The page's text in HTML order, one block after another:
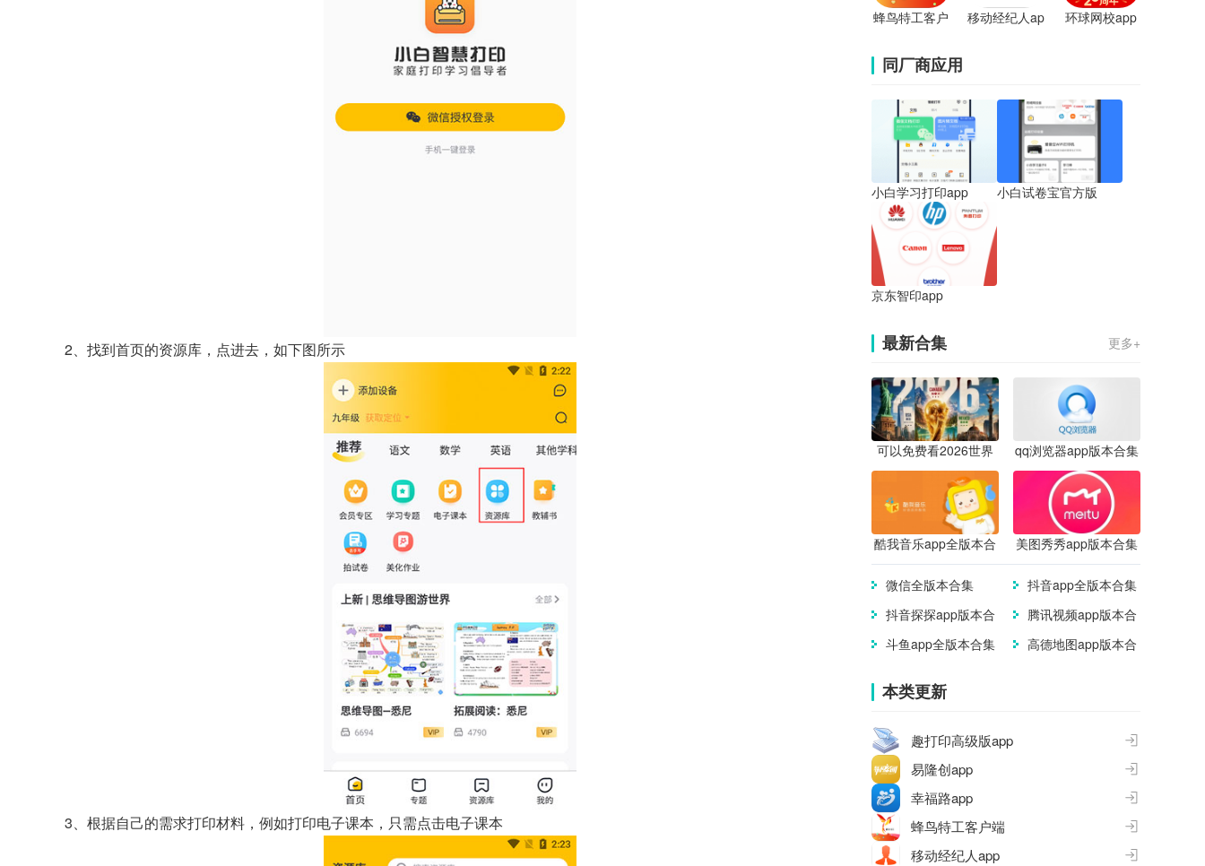
2、找到首页的资源库，点进去，如下图所示
3、根据自己的需求打印材料，例如打印电子课本，只需点击电子课本
蜂鸟特工客户
移动经纪人ap
环球网校app
同厂商应用
小白学习打印app 小白试卷宝官方版
京东智印app
最新合集 更多+
可以免费看2026世界
杯直播的app合集
qq浏览器app版本合集
酷我音乐app全版本合
集
美图秀秀app版本合集
微信全版本合集
抖音app全版本合集
抖音探探app版本合
腾讯视频app版本合
斗鱼app全版本合集
高德地图app版本合
本类更新
趣打印高级版app
易隆创app
幸福路app
蜂鸟特工客户端
移动经纪人app